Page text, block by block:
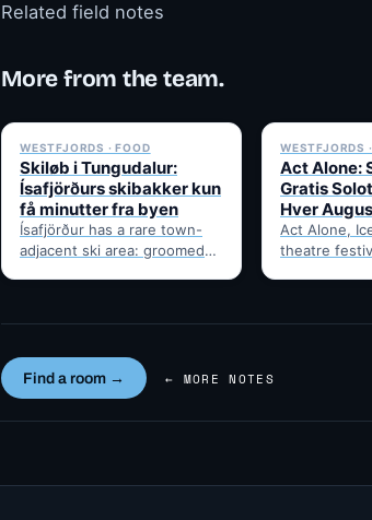
Related field notes
More from the team.
WESTFJORDS · FOOD
Skiløb i Tungudalur:
Ísafjörðurs skibakker kun
få minutter fra byen
Ísafjörður has a rare town-
adjacent ski area: groomed
WESTFJORDS
Act Alone:
Gratis
Hver
Act Alone,
theatre
Find a room → ← MORE NOTES